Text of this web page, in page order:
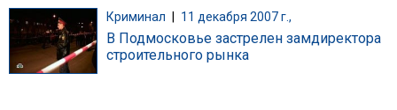
Криминал 11 декабря 2007 г.,
В Подмосковье застрелен замдиректора
строительного рынка